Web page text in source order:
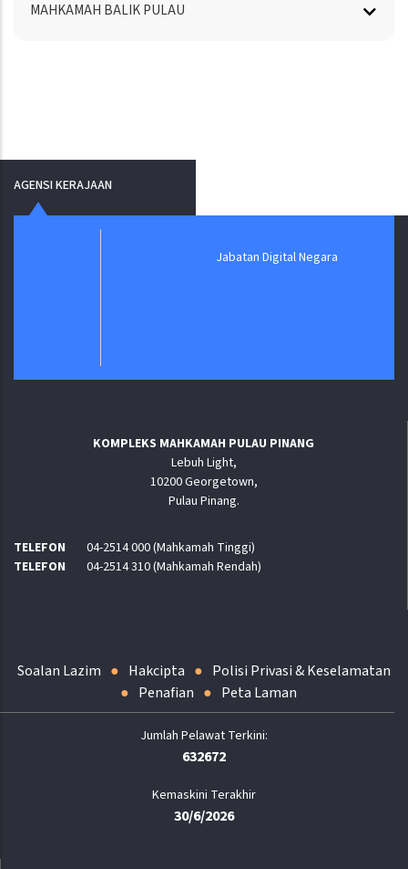
MAHKAMAH BALIK PULAU
AGENSI KERAJAAN
Jabatan Digital Negara
KOMPLEKS MAHKAMAH PULAU PINANG
Lebuh Light,
10200 Georgetown,
Pulau Pinang.
TELEFON
04-2514 000 (Mahkamah Tinggi)
TELEFON
04-2514 310 (Mahkamah Rendah)
Soalan Lazim Hakcipta
Polisi Privasi & Keselamatan
Penafian
Peta Laman
632672
Kemaskini Terakhir
30/6/2026